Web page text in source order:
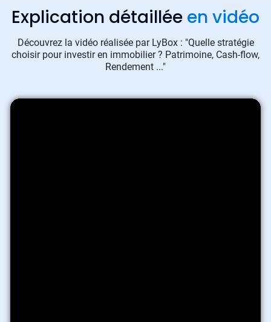
Explication détaillée en vidéo
Découvrez la vidéo réalisée par LyBox : "Quelle stratégie
choisir pour investir en immobilier ? Patrimoine, Cash-flow,
Rendement ..."